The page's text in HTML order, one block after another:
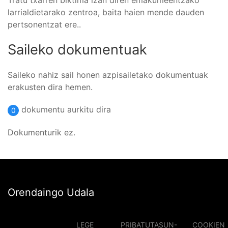
larrialdietarako zentroa, baita haien mende dauden
pertsonentzat ere..
Saileko dokumentuak
Saileko nahiz sail honen azpisailetako dokumentuak
erakusten dira hemen.
0 dokumentu aurkitu dira
Dokumenturik ez.
Orendaingo Udala
LEGE PRIBATUTASUN- COOKIEN